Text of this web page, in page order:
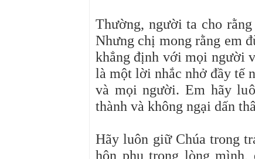
Thường, người ta cho
Nhưng chị mong rằng em
khẳng định với mọi người
là một lời nhắc nhở đầy tế
và mọi người. Em hãy
thành và không ngại dấn
Hãy luôn giữ Chúa trong
hôn phu trong lòng